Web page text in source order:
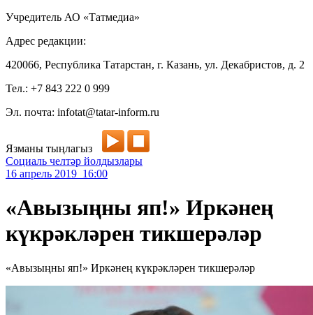
Учредитель АО «Татмедиа»
Адрес редакции:
420066, Республика Татарстан, г. Казань, ул. Декабристов, д. 2
Тел.: +7 843 222 0 999
Эл. почта: infotat@tatar-inform.ru
Язманы тыңлагыз
Социаль челтәр йолдызлары
16 апрель 2019 16:00
«Авызыңны яп!» Иркәнең
күкрәкләрен тикшерәләр
«Авызыңны яп!» Иркәнең күкрәкләрен тикшерәләр